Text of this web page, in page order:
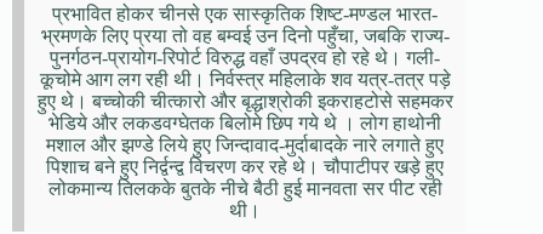
प्रभावित होकर चीनसे एक सास्कृतिक शिष्ट-मण्डल भारत-
भ्रमणके लिए प्रया तो वह बम्वई उन दिनो पहुँचा, जबकि राज्य-
पुनर्गठन-प्रायोग-रिपोर्ट विरुद्ध वहाँ उपद्रव हो रहे थे। गली-
कूचोमे आग लग रही थी। निर्वस्त्र महिलाके शव यत्र-तत्र पड़े
हुए थे। बच्चोकी चीत्कारो और बृद्धाश्रोकी इकराहटोसे सहमकर
भेडिये और लकडवग्घेतक बिलोमे छिप गये थे । लोग हाथोनी
मशाल और झण्डे लिये हुए जिन्दावाद-मुर्दाबादके नारे लगाते हुए
पिशाच बने हुए निर्द्वन्द्व विचरण कर रहे थे। चौपाटीपर खड़े हुए
लोकमान्य तिलकके बुतके नीचे बैठी हुई मानवता सर पीट रही
थी।